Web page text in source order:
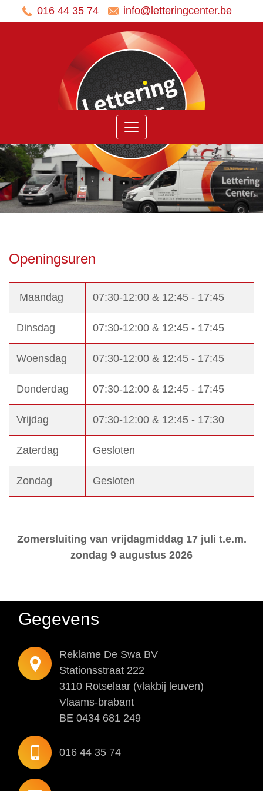
voertuigen
Panelen
Stickers
Banners
Zuilen
lichtbakken
Signalisatie
Raamfolies
Vlaggen
en
masten
Wanddecoratie
Frees-
en
Doosletters
ons
Vacatures
Privacy
cookie
016 44 35 74 info@letteringcenter.be
Openingsuren
Maandag 07:30-12:00 & 12:45 - 17:45
Dinsdag 07:30-12:00 & 12:45 - 17:45
Woensdag 07:30-12:00 & 12:45 - 17:45
Donderdag 07:30-12:00 & 12:45 - 17:45
Vrijdag 07:30-12:00 & 12:45 - 17:30
Zaterdag Gesloten
Zondag Gesloten
Zomersluiting van vrijdagmiddag 17 juli t.e.m.
zondag 9 augustus 2026
Gegevens
Reklame De Swa BV
Stationsstraat 222
3110 Rotselaar (vlakbij leuven)
Vlaams-brabant
BE 0434 681 249
016 44 35 74